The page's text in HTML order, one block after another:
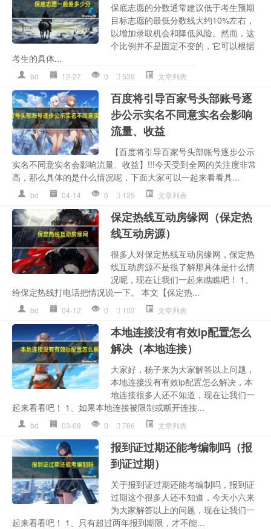
保底志愿的分数通常建议低于考生预期
目标志愿的最低分数线大约10%左右，
以增加录取机会和降低风险。然而，这
个比例并不是固定不变的，它可以根据
考生的具体...
bd 12-27 0 539 文章列表
百度将引导百家号头部账号逐
步公示实名不同意实名会影响
流量、收益
【百度将引导百家号头部账号逐步公示
实名不同意实名会影响流量、收益】!!!今天受到全网的关注度非常
高，那么具体的是什么情况呢，下面大家可以一起来看看具...
bd 04-14 0 125 文章列表
保定热线互动房缘网（保定热
线互动房源）
很多人对保定热线互动房缘网，保定热
线互动房源不是很了解那具体是什么情
况呢，现在让我们一起来瞧瞧吧！ 1、
给保定热线打电话把情况说一下。 本文【保定热...
bd 04-12 0 102 文章列表
本地连接没有有效ip配置怎么
解决（本地连接）
大家好，杨子来为大家解答以上问题，
本地连接没有有效ip配置怎么解决，本
地连接很多人还不知道，现在让我们一
起来看看吧！ 1、如果本地连接被限制或断开连接...
bd 03-09 0 766 文章列表
报到证过期还能考编制吗（报
到证过期）
关于报到证过期还能考编制吗，报到证
过期这个很多人还不知道，今天小六来
为大家解答以上的问题，现在让我们一
起来看看吧！ 1、只有超过两年报到期限，才不能...